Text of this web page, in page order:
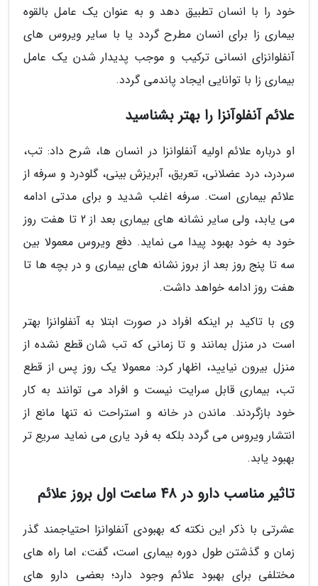
خود را با انسان تطبیق دهد و به عنوان یک عامل بالقوه
بیماری زا برای انسان مطرح گردد یا با سایر ویروس های
آنفلوانزای انسانی ترکیب و موجب پدیدار شدن یک عامل
بیماری زا با توانایی ایجاد پاندمی گردد.
علائم آنفلوآنزا را بهتر بشناسید
او درباره علائم اولیه آنفلوانزا در انسان ها، شرح داد: تب،
سردرد، درد عضلانی، تعریق، آبریزش بینی، گلودرد و سرفه از
علائم بیماری است. سرفه اغلب شدید و برای مدتی ادامه
می یابد، ولی سایر نشانه های بیماری بعد از 2 تا هفت روز
خود به خود بهبود پیدا می نماید. دفع ویروس معمولا بین
سه تا پنج روز بعد از بروز نشانه های بیماری و در بچه ها تا
هفت روز ادامه خواهد داشت.
وی با تاکید بر اینکه افراد در صورت ابتلا به آنفلوانزا بهتر
است در منزل بمانند و تا زمانی که تب شان قطع نشده از
منزل بیرون نیایید، اظهار کرد: معمولا یک روز پس از قطع
تب، بیماری قابل سرایت نیست و افراد می توانند به کار
خود بازگردند. ماندن در خانه و استراحت نه تنها مانع از
انتشار ویروس می گردد بلکه به فرد یاری می نماید سریع تر
بهبود یابد.
تاثیر مناسب دارو در 48 ساعت اول بروز علائم
عشرتی با ذکر این نکته که بهبودی آنفلوانزا احتیاجمند گذر
زمان و گذشتن طول دوره بیماری است، گفت:، اما راه های
مختلفی برای بهبود علائم وجود دارد؛ بعضی دارو های